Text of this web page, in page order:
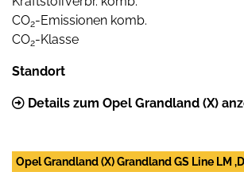
CO2-Emissionen komb.
CO2-Klasse
Standort
Details zum Opel Grandland (X)
Opel Grandland (X) Grandland GS Line LM